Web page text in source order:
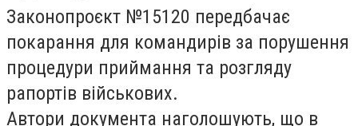
Законопроєкт №15120 передбачає
покарання для командирів за порушення
процедури приймання та розгляду
рапортів військових.
Автори документа наголошують, що в